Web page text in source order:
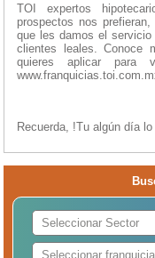
TOI expertos
prospectos nos
que les damos el
clientes leales. Conoce
quieres aplicar para
Recuerda, !Tu algún día